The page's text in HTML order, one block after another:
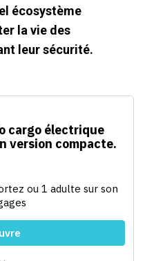
écosystème
la vie des
leur sécurité.